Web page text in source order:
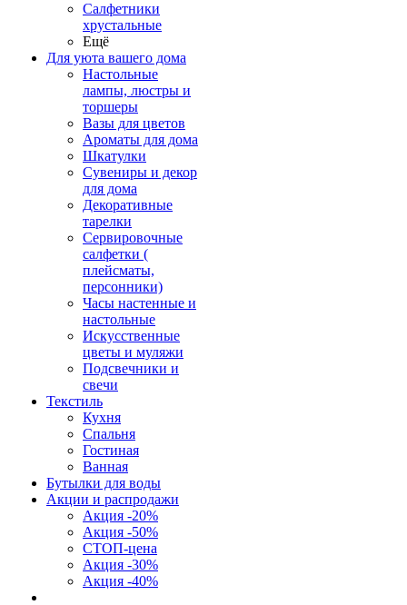
Салфетники
хрустальные
Ещё
Для уюта вашего дома
Настольные
лампы, люстры и
торшеры
Вазы для цветов
Ароматы для дома
Шкатулки
Сувениры и декор
для дома
Декоративные
тарелки
Сервировочные
салфетки (
плейсматы,
персонники)
Часы настенные и
настольные
Искусственные
цветы и муляжи
Подсвечники и
свечи
Текстиль
Кухня
Спальня
Гостиная
Ванная
Бутылки для воды
Акции и распродажи
Акция -20%
Акция -50%
СТОП-цена
Акция -30%
Акция -40%